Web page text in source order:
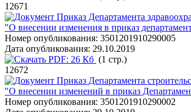
12671
Приказ Департамента
"О внесении изменения в приказ
Номер опубликования: 3501201910290005
Дата опубликования: 29.10.2019
PDF: 26 Кб (1 стр.)
12672
Приказ Департамента
"О внесении изменений в приказ
Номер опубликования: 3501201910290002